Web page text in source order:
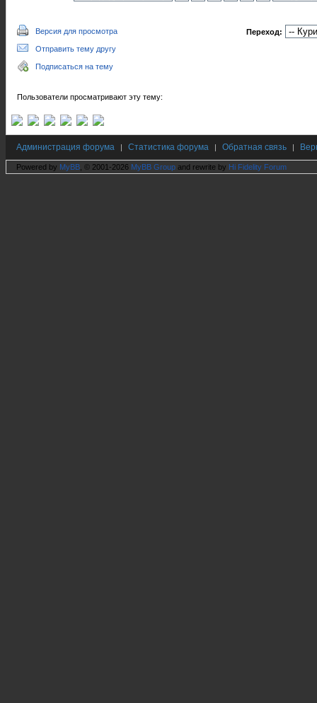
Версия для просмотра
Отправить тему другу
Подписаться на тему
Переход:
Пользователи просматривают эту тему:
Администрация форума | Статистика форума | Обратная связь |
Powered by MyBB , © 2001-2026 MyBB Group and rewrite by Hi Fidelity Forum